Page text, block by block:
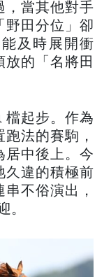
，當其他對手
野田分位」卻
及時展開衝
的「名將田
檔起步。作為
法的賽駒，
居中後上。今
久違的積極前
不俗演出，
。